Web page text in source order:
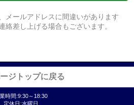
メールアドレスに間違いがあります
絡差し上げる場合もございます。
ジトップに戻る
時間:9:30～18:30
定休日:水曜日